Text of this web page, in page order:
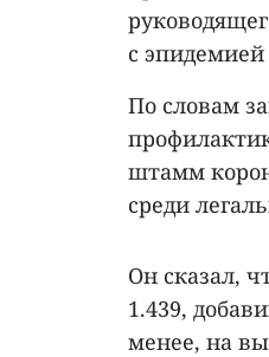
с
По словам
штамм
среди
Он сказал,
1.439,
менее, на